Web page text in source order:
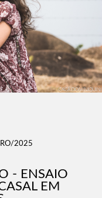
2025
- ENSAIO
EM